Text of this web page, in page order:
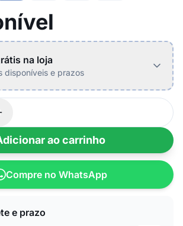
na loja
disponíveis e prazos
ao carrinho
Compre no WhatsApp
e prazo